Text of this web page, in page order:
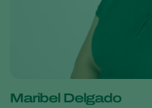
Maribel Delgado